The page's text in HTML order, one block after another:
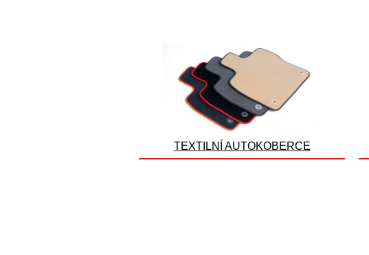
TEXTILNÍ AUTOKOBERCE